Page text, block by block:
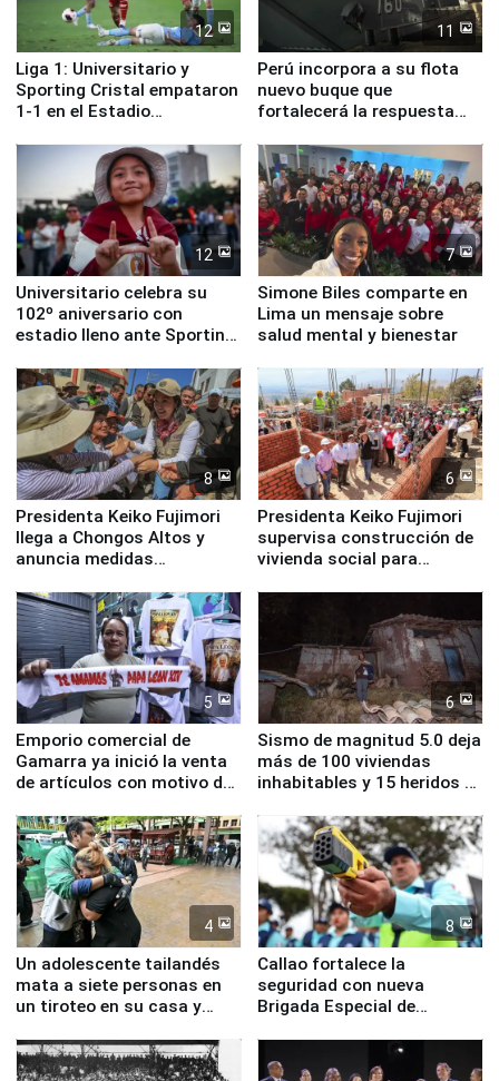
12
Liga 1: Universitario y
Sporting Cristal empataron
1-1 en el Estadio
11
Perú incorpora a su flota
nuevo buque que
fortalecerá la respuesta
12
Universitario celebra su
102º aniversario con
estadio lleno ante Sporting
7
Simone Biles comparte en
Lima un mensaje sobre
salud mental y bienestar
8
Presidenta Keiko Fujimori
llega a Chongos Altos y
anuncia medidas
educación, salud y empleo
6
Presidenta Keiko Fujimori
supervisa construcción de
vivienda social para
5
Emporio comercial de
Gamarra ya inició la venta
de artículos con motivo de
6
Sismo de magnitud 5.0 deja
más de 100 viviendas
inhabitables y 15 heridos en
4
Un adolescente tailandés
mata a siete personas en
un tiroteo en su casa y
8
Callao fortalece la
seguridad con nueva
Brigada Especial de
equipamiento para
Serenazgo